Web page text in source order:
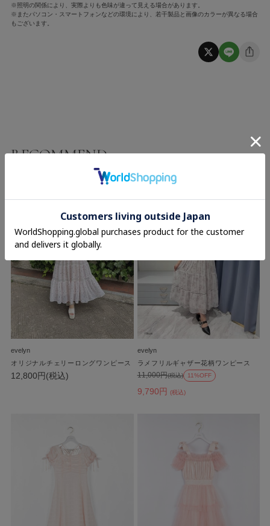
※照明の関係により、実際よりも色味が違って見える場合があります。
※またパソコン・スマートフォンなどの環境により、若干製品と画像のカラーが異なる場合
もございます。
RECOMMEND
evelyn
オリジナルチェリーロングワンピース
12,800円(税込)
evelyn
ラメフリルギャザー花柄ワンピース
9,790円 (税込)
11,000円(税込) 11%OFF